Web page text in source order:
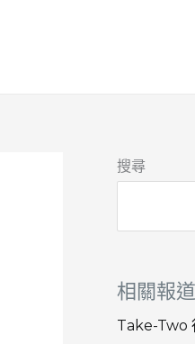
搜尋
相關報道
Take-Two